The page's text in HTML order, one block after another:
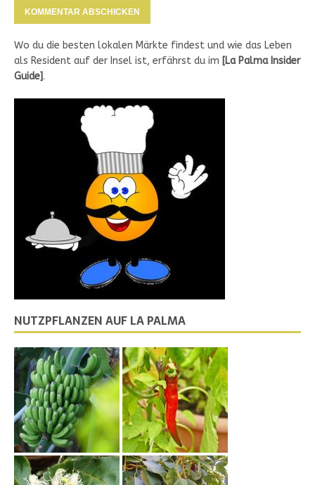
Wo du die besten lokalen Märkte findest und wie das Leben
als Resident auf der Insel ist, erfährst du im [La Palma Insider
Guide].
NUTZPFLANZEN AUF LA PALMA